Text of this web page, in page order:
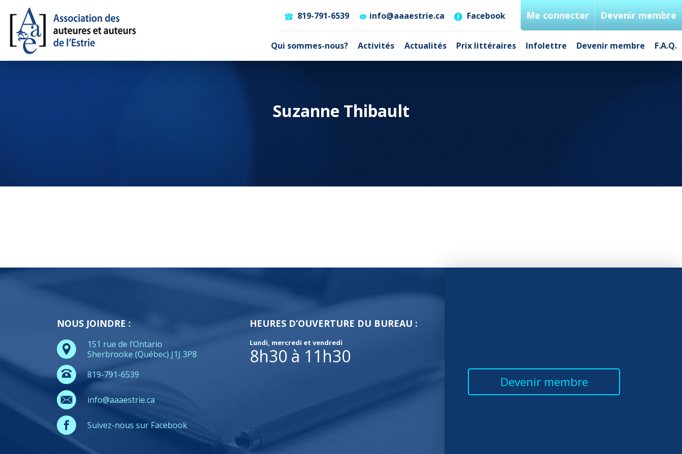
Qui sommes-nous? Activités Actualités Prix littéraires Infolettre Devenir membre F.A.Q.
819-791-6539 info@aaaestrie.ca Facebook Me connecter Devenir membre
Suzanne Thibault
NOUS JOINDRE :
151 rue de l’Ontario
Sherbrooke (Québec) J1J 3P8
819-791-6539
info@aaaestrie.ca
Suivez-nous sur Facebook
HEURES D’OUVERTURE DU BUREAU :
Lundi, mercredi et vendredi
8h30 à 11h30
Devenir membre